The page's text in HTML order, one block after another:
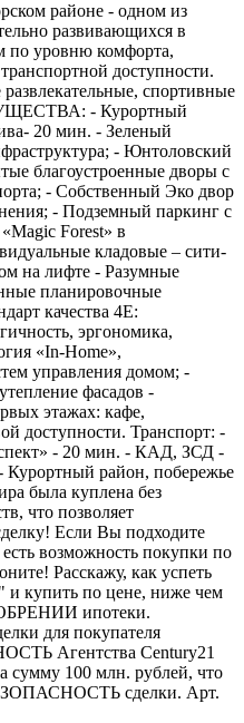
районе - одном из
развивающихся в
по уровню комфорта,
доступности.
спортивные
- Курортный
20 мин. - Зеленый
- Юнтоловский
благоустроенные дворы с
- Собственный Эко двор
- Подземный паркинг с
Forest» в
кладовые – сити-
на лифте - Разумные
планировочные
качества 4Е:
эргономика,
«In-Home»,
управления домом; -
фасадов -
этажах: кафе,
доступности. Транспорт: -
- 20 мин. - КАД, ЗСД -
район, побережье
была куплена без
что позволяет
Если Вы подходите
возможность покупки по
Расскажу, как успеть
и купить по цене, ниже чем
ипотеки.
для покупателя
Агентства Century21
сумму 100 млн. рублей, что
сделки. Арт.